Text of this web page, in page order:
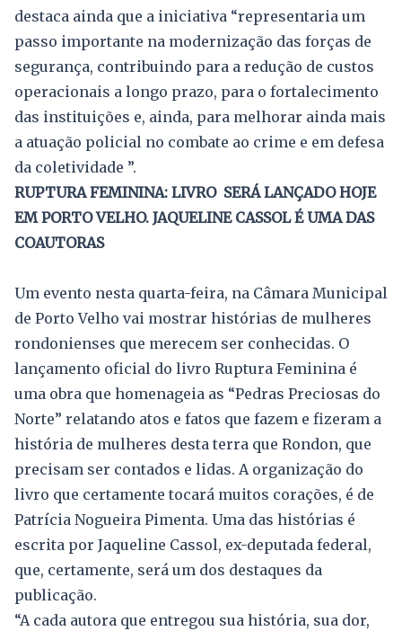
destaca ainda que a iniciativa “representaria um
passo importante na modernização das forças de
segurança, contribuindo para a redução de custos
operacionais a longo prazo, para o fortalecimento
das instituições e, ainda, para melhorar ainda mais
a atuação policial no combate ao crime e em defesa
da coletividade ”.
RUPTURA FEMININA: LIVRO SERÁ LANÇADO HOJE
EM PORTO VELHO. JAQUELINE CASSOL É UMA DAS
COAUTORAS
Um evento nesta quarta-feira, na Câmara Municipal
de Porto Velho vai mostrar histórias de mulheres
rondonienses que merecem ser conhecidas. O
lançamento oficial do livro Ruptura Feminina é
uma obra que homenageia as “Pedras Preciosas do
Norte” relatando atos e fatos que fazem e fizeram a
história de mulheres desta terra que Rondon, que
precisam ser contados e lidas. A organização do
livro que certamente tocará muitos corações, é de
Patrícia Nogueira Pimenta. Uma das histórias é
escrita por Jaqueline Cassol, ex-deputada federal,
que, certamente, será um dos destaques da
publicação.
“A cada autora que entregou sua história, sua dor,